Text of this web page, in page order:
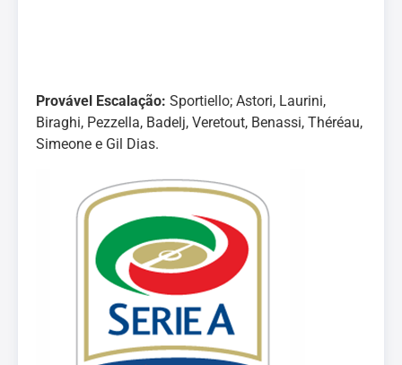
Provável Escalação: Sportiello; Astori, Laurini,
Biraghi, Pezzella, Badelj, Veretout, Benassi, Théréau,
Simeone e Gil Dias.